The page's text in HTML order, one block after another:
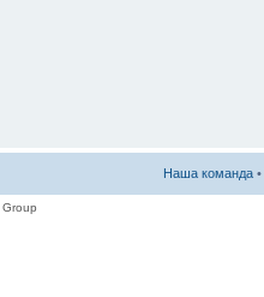
Наша команда •